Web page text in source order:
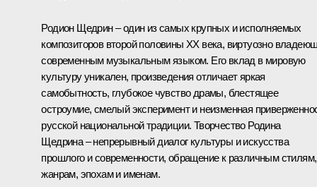
Родион Щедрин – один из самых крупных и исполняемых
композиторов второй половины ХХ века, виртуозно
современным музыкальным языком. Его вклад в мировую
культуру уникален, произведения отличает яркая
самобытность, глубокое чувство драмы, блестящее
остроумие, смелый эксперимент и неизменная
русской национальной традиции. Творчество Родина
Щедрина – непрерывный диалог культуры и искусства
прошлого и современности, обращение к различным стилям,
жанрам, эпохам и именам.